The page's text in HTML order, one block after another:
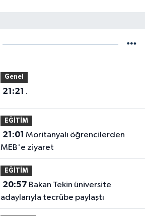
Genel
21:21 .
EĞİTİM
21:01
MEB'e ziyaret
EĞİTİM
20:57
adaylarıyla tecrübe paylaştı